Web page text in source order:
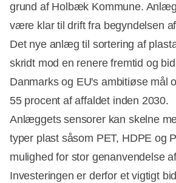
grund af Holbæk Kommune.
være klar til drift fra begyndelsen
Det nye anlæg til sortering af
skridt mod en renere fremtid og
Danmarks og EU's ambitiøse mål
55 procent af affaldet inden 2030.
Anlæggets sensorer kan skelne
typer plast såsom PET, HDPE og
mulighed for stor genanvendelse
Investeringen er derfor et vigtigt